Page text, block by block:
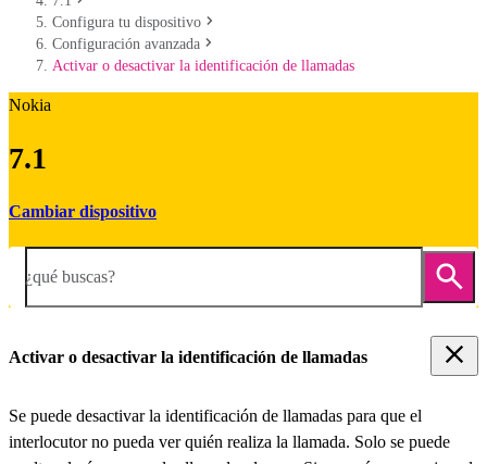
Configura tu dispositivo
Configuración avanzada
Activar o desactivar la identificación de llamadas
Nokia
7.1
Cambiar dispositivo
¿qué buscas?
Activar o desactivar la identificación de llamadas
Se puede desactivar la identificación de llamadas para que el
interlocutor no pueda ver quién realiza la llamada. Solo se puede